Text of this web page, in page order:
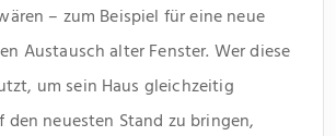
– zum Beispiel für eine neue
Austausch alter Fenster. Wer diese
um sein Haus gleichzeitig
den neuesten Stand zu bringen,